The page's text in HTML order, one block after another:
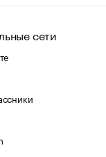
сети